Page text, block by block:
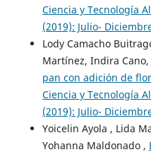
Ciencia y Tecnología
(2019): Julio-
Lody Camacho
Martínez, Indira Cano,
pan con adición de
Ciencia y Tecnología
(2019): Julio-
Yoicelin Ayola , Lida
Yohanna Maldonado ,